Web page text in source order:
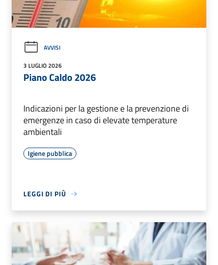
AVVISI
3 LUGLIO 2026
Piano Caldo 2026
Indicazioni per la gestione e la prevenzione di
emergenze in caso di elevate temperature
ambientali
Igiene pubblica
LEGGI DI PIÙ